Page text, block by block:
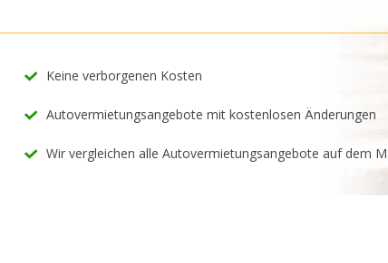
Keine verborgenen Kosten
Autovermietungsangebote mit kostenlosen Änderungen
Wir vergleichen alle Autovermietungsangebote auf dem